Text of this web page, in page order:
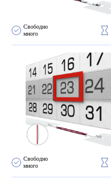
Свободно
много
Свободно
много